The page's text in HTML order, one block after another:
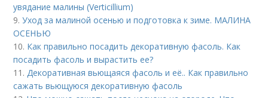
увядание малины (Verticillium)
9.Уход за малиной осенью и подготовка к зиме. МАЛИНА
ОСЕНЬЮ
10. Как правильно посадить декоративную фасоль. Как
посадить фасоль и вырастить ее?
11.Декоративная вьющаяся фасоль и её.. Как правильно
сажать вьющуюся декоративную фасоль